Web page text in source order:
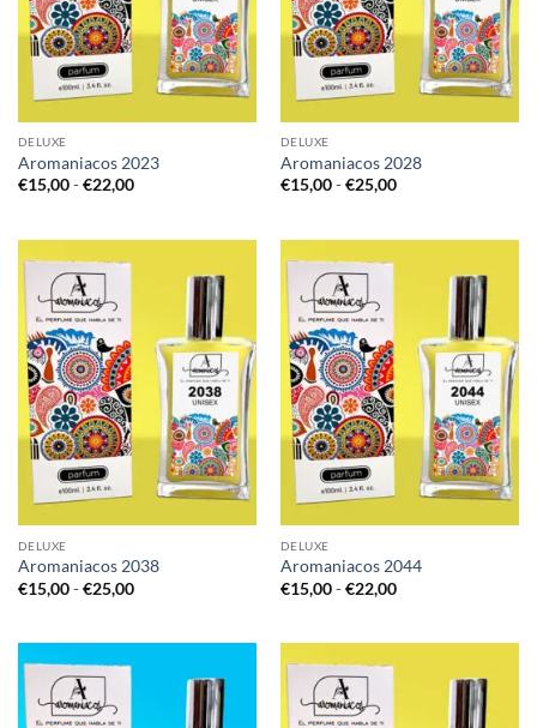
DELUXE
Aromaniacos 2023
€15,00 - €22,00Rango
€15,00
hasta
DELUXE
Aromaniacos 2028
€15,00 - €25,00Rango
€15,00
hasta
DELUXE
Aromaniacos 2038
€15,00 - €25,00Rango
hasta
DELUXE
Aromaniacos 2044
€15,00 - €22,00Rango
hasta